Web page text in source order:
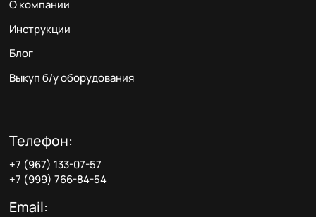
О компании
Инструкции
Блог
Выкуп б/у оборудования
Телефон:
+7 (967) 133-07-57
+7 (999) 766-84-54
Email: